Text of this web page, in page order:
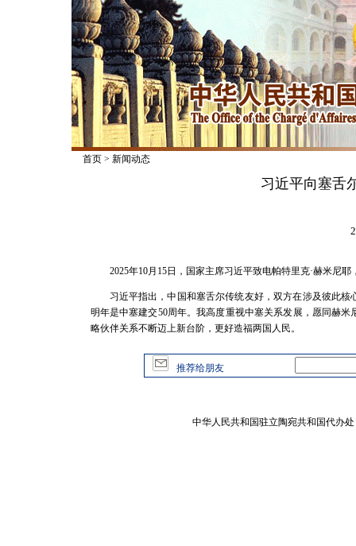
首页> 新闻动态
习近平向塞舌
2025年10月15日，国家主席习近平致电帕特里克·赫米尼
习近平指出，中国和塞舌尔传统友好，双方在涉及彼此
明年是中塞建交50周年。我高度重视中塞关系发展，愿同赫
略伙伴关系不断迈上新台阶，更好造福两国人民。
推荐给朋友
中华人民共和国驻立陶宛共和国代办处